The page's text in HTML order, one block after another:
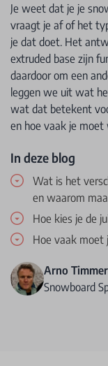
Je weet dat je je
vraagt je af of het
je dat doet. Het
extruded base zijn
daardoor om een
leggen we uit wat
wat dat betekent
en hoe vaak je
In deze blog
Wat is het
en waarom
Hoe kies je de
Hoe vaak moet
Arno
Snowboard